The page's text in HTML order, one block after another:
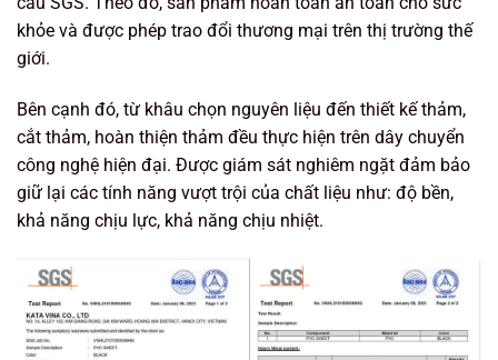
khỏe và được phép trao đổi thương mại trên thị trường thế
giới.
Bên cạnh đó, từ khâu chọn nguyên liệu đến thiết kế thảm,
cắt thảm, hoàn thiện thảm đều thực hiện trên dây chuyển
công nghệ hiện đại. Được giám sát nghiêm ngặt đảm bảo
giữ lại các tính năng vượt trội của chất liệu như: độ bền,
khả năng chịu lực, khả năng chịu nhiệt.